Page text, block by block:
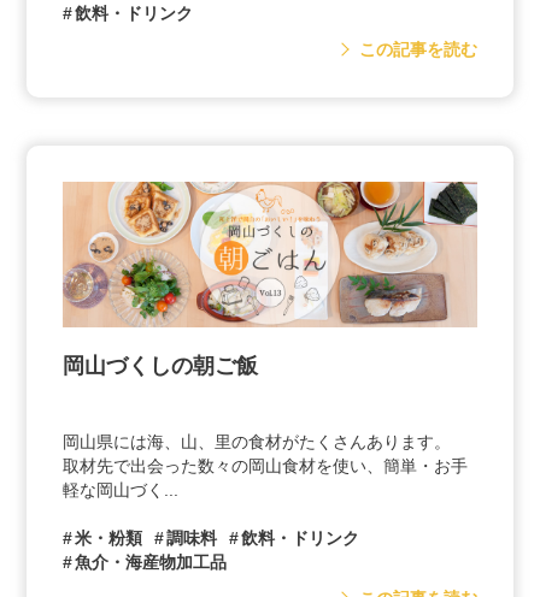
飲料・ドリンク
この記事を読む
岡山づくしの朝ご飯
岡山県には海、山、里の食材がたくさんあります。
取材先で出会った数々の岡山食材を使い、簡単・お手
軽な岡山づく...
米・粉類 調味料
飲料・ドリンク
魚介・海産物加工品